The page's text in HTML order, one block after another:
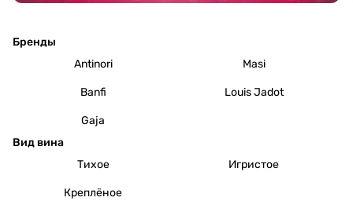
Бренды
Antinori
Masi
Banfi Louis Jadot
Gaja
Вид вина
Тихое
Игристое
Креплёное